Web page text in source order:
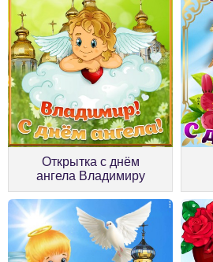
Открытка с днём
ангела Владимиру